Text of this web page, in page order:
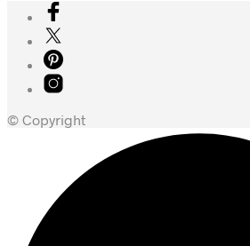
© Copyright